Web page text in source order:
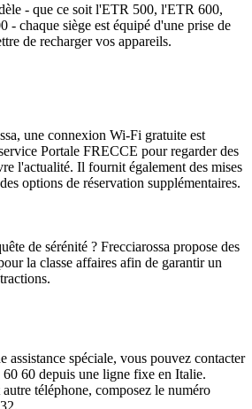
- que ce soit l'ETR 500, l'ETR 600,
chaque siège est équipé d'une prise de
de recharger vos appareils.
une connexion Wi-Fi gratuite est
Portale FRECCE pour regarder des
l'actualité. Il fournit également des mises
options de réservation supplémentaires.
de sérénité ? Frecciarossa propose des
la classe affaires afin de garantir un
assistance spéciale, vous pouvez contacter
60 depuis une ligne fixe en Italie.
téléphone, composez le numéro